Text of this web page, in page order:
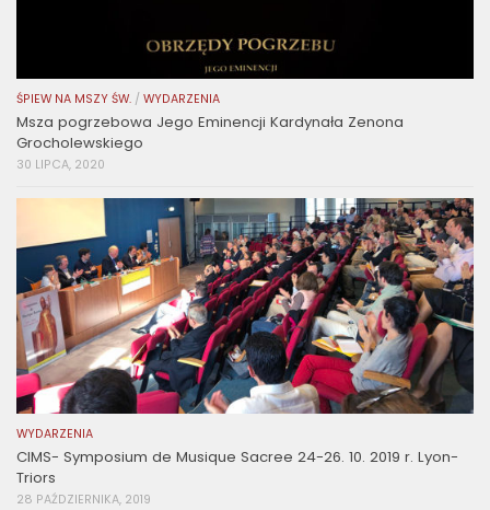
ŚPIEW NA MSZY ŚW. / WYDARZENIA
Msza pogrzebowa Jego Eminencji Kardynała Zenona
Grocholewskiego
30 LIPCA, 2020
WYDARZENIA
CIMS- Symposium de Musique Sacree 24-26. 10. 2019 r. Lyon-
Triors
28 PAŹDZIERNIKA, 2019